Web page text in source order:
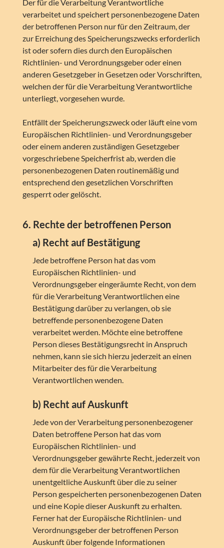
Der für die Verarbeitung Verantwortliche
verarbeitet und speichert personenbezogene Daten
der betroffenen Person nur für den Zeitraum, der
zur Erreichung des Speicherungszwecks erforderlich
ist oder sofern dies durch den Europäischen
Richtlinien- und Verordnungsgeber oder einen
anderen Gesetzgeber in Gesetzen oder Vorschriften,
welchen der für die Verarbeitung Verantwortliche
unterliegt, vorgesehen wurde.
Entfällt der Speicherungszweck oder läuft eine vom
Europäischen Richtlinien- und Verordnungsgeber
oder einem anderen zuständigen Gesetzgeber
vorgeschriebene Speicherfrist ab, werden die
personenbezogenen Daten routinemäßig und
entsprechend den gesetzlichen Vorschriften
gesperrt oder gelöscht.
6. Rechte der betroffenen Person
a) Recht auf Bestätigung
Jede betroffene Person hat das vom
Europäischen Richtlinien- und
Verordnungsgeber eingeräumte Recht, von dem
für die Verarbeitung Verantwortlichen eine
Bestätigung darüber zu verlangen, ob sie
betreffende personenbezogene Daten
verarbeitet werden. Möchte eine betroffene
Person dieses Bestätigungsrecht in Anspruch
nehmen, kann sie sich hierzu jederzeit an einen
Mitarbeiter des für die Verarbeitung
Verantwortlichen wenden.
b) Recht auf Auskunft
Jede von der Verarbeitung personenbezogener
Daten betroffene Person hat das vom
Europäischen Richtlinien- und
Verordnungsgeber gewährte Recht, jederzeit von
dem für die Verarbeitung Verantwortlichen
unentgeltliche Auskunft über die zu seiner
Person gespeicherten personenbezogenen Daten
und eine Kopie dieser Auskunft zu erhalten.
Ferner hat der Europäische Richtlinien- und
Verordnungsgeber der betroffenen Person
Auskunft über folgende Informationen